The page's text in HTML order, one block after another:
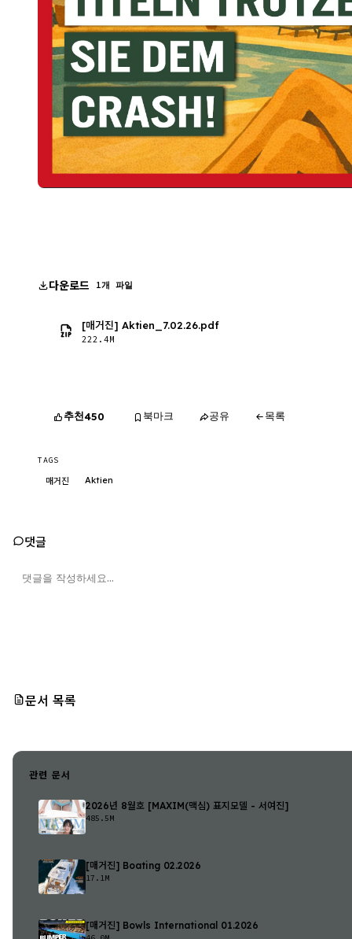
다운로드 1개 파일
[매거진] Aktien_7.02.26.pdf
222.4M
추천450 북마크 공유 목록
TAGS
매거진 Aktien
댓글
문서 목록
관련 문서
2026년 8월호 [MAXIM(맥심) 표지모델 - 서여진]
485.5M
[매거진] Boating 02.2026
17.1M
[매거진] Bowls International 01.2026